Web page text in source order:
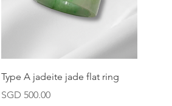
快速瀏覽
Type A jadeite jade flat ring
價格
SGD 500.00